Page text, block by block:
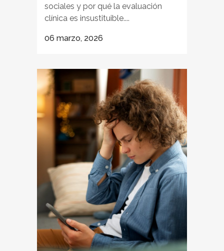
sociales y por qué la evaluación
clínica es insustituible....
06 marzo, 2026